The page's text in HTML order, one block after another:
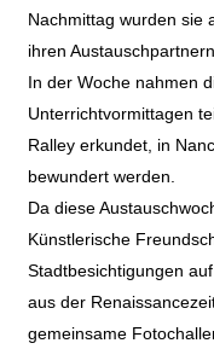
Nachmittag wurden sie
ihren
In der Woche nahmen
Unterrichtvormittagen
Ralley erkundet, in
bewundert werden.
Da diese
Künstlerische
Stadtbesichtigungen
aus der
gemeinsame